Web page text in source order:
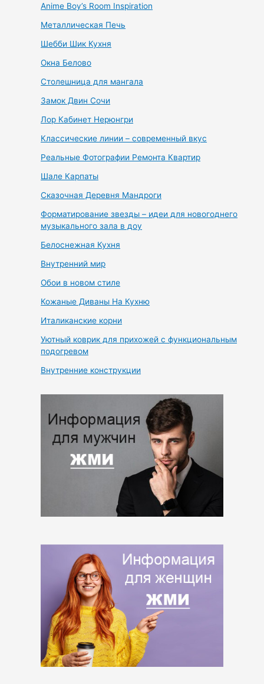
Anime Boy’s Room Inspiration
Металлическая Печь
Шебби Шик Кухня
Окна Белово
Столешница для мангала
Замок Двин Сочи
Лор Кабинет Нерюнгри
Классические линии – современный вкус
Реальные Фотографии Ремонта Квартир
Шале Карпаты
Сказочная Деревня Мандроги
Форматирование звезды – идеи для новогоднего
музыкального зала в доу
Белоснежная Кухня
Внутренний мир
Обои в новом стиле
Кожаные Диваны На Кухню
Италиканские корни
Уютный коврик для прихожей с функциональным
подогревом
Внутренние конструкции